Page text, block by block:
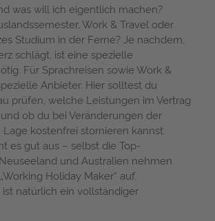
was will ich eigentlich machen?
Work & Travel oder
Studium in der Ferne? Je nachdem,
schlägt, ist eine spezielle
Für Sprachreisen sowie Work &
Anbieter. Hier solltest du
prüfen, welche Leistungen im Vertrag
ob du bei Veränderungen der
kostenfrei stornieren kannst.
es gut aus – selbst die Top-
und Australien nehmen
Holiday Maker“ auf.
natürlich ein vollständiger